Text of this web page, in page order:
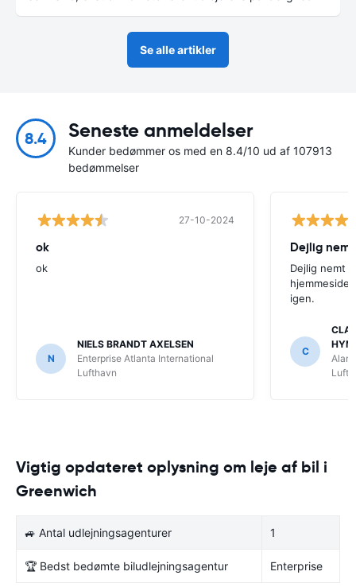
Se alle artikler
8.4 Seneste anmeldelser
Kunder bedømmer os med en 8.4/10 ud af 107913
bedømmelser
27-10-2024
ok
ok
N
NIELS BRANDT AXELSEN
Enterprise Atlanta International
Lufthavn
Dejlig
Dejlig nemt
igen.
C
Vigtig opdateret oplysning om leje af bil i
Greenwich
🚙 Antal udlejningsagenturer 1
🏆 Bedst bedømte biludlejningsagentur Enterprise